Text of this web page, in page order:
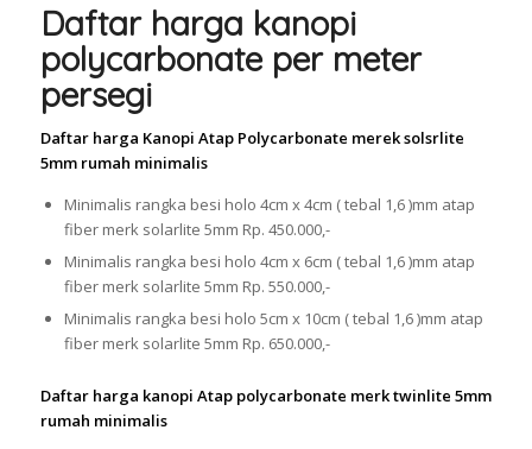
Daftar harga kanopi
polycarbonate per meter
persegi
Daftar harga Kanopi Atap Polycarbonate merek solsrlite
5mm rumah minimalis
Minimalis rangka besi holo 4cm x 4cm ( tebal 1,6 )mm atap
fiber merk solarlite 5mm Rp. 450.000,-
Minimalis rangka besi holo 4cm x 6cm ( tebal 1,6 )mm atap
fiber merk solarlite 5mm Rp. 550.000,-
Minimalis rangka besi holo 5cm x 10cm ( tebal 1,6 )mm atap
fiber merk solarlite 5mm Rp. 650.000,-
Daftar harga kanopi Atap polycarbonate merk twinlite 5mm
rumah minimalis